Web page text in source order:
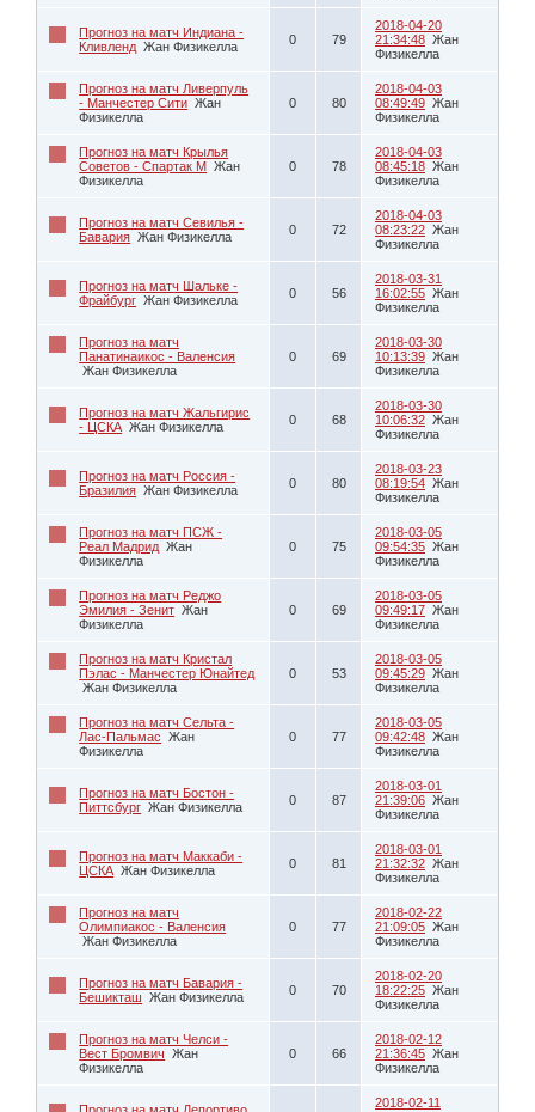
Прогноз на матч Индиана -
Кливленд Жан Физикелла 0 79
2018-04-20
21:34:48 Жан
Физикелла
Прогноз на матч Ливерпуль
- Манчестер Сити Жан
Физикелла
0 80
2018-04-03
08:49:49 Жан
Физикелла
Прогноз на матч Крылья
Советов - Спартак М Жан
Физикелла
0 78
2018-04-03
08:45:18 Жан
Физикелла
Прогноз на матч Севилья -
Бавария Жан Физикелла 0 72
2018-04-03
08:23:22 Жан
Физикелла
Прогноз на матч Шальке -
Фрайбург Жан Физикелла 0 56
2018-03-31
16:02:55 Жан
Физикелла
Прогноз на матч
Панатинаикос - Валенсия
Жан Физикелла
0 69
2018-03-30
10:13:39 Жан
Физикелла
Прогноз на матч Жальгирис
- ЦСКА Жан Физикелла 0 68
2018-03-30
10:06:32 Жан
Физикелла
Прогноз на матч Россия -
Бразилия Жан Физикелла 0 80
2018-03-23
08:19:54 Жан
Физикелла
Прогноз на матч ПСЖ -
Реал Мадрид Жан
Физикелла
0 75
2018-03-05
09:54:35 Жан
Физикелла
Прогноз на матч Реджо
Эмилия - Зенит Жан
Физикелла
0 69
2018-03-05
09:49:17 Жан
Физикелла
Прогноз на матч Кристал
Пэлас - Манчестер Юнайтед
Жан Физикелла
0 53
2018-03-05
09:45:29 Жан
Физикелла
Прогноз на матч Сельта -
Лас-Пальмас
Жан
Физикелла
0 77
2018-03-05
09:42:48 Жан
Физикелла
Прогноз на матч Бостон -
Питтсбург Жан Физикелла 0 87
2018-03-01
21:39:06 Жан
Физикелла
Прогноз на матч Маккаби -
ЦСКА Жан Физикелла 0 81
2018-03-01
21:32:32 Жан
Физикелла
Прогноз на матч
Олимпиакос - Валенсия
Жан Физикелла
0 77
2018-02-22
21:09:05 Жан
Физикелла
Прогноз на матч Бавария -
Бешикташ
Жан Физикелла 0 70
2018-02-20
18:22:25 Жан
Физикелла
Прогноз на матч Челси -
Вест Бромвич
Жан
Физикелла
0 66
2018-02-12
21:36:45 Жан
Физикелла
2018-02-11